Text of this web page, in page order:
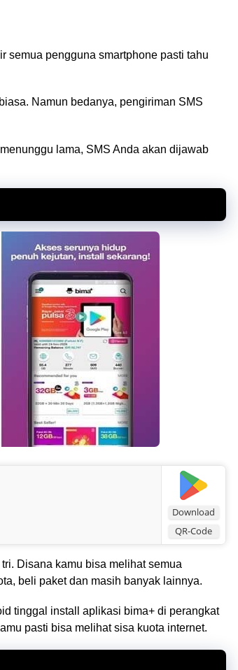
semua pengguna smartphone pasti tahu
Namun bedanya, pengiriman SMS
lama, SMS Anda akan dijawab
Download
QR-Code
Disana kamu bisa melihat semua
beli paket dan masih banyak lainnya.
tinggal install aplikasi bima+ di perangkat
pasti bisa melihat sisa kuota internet.